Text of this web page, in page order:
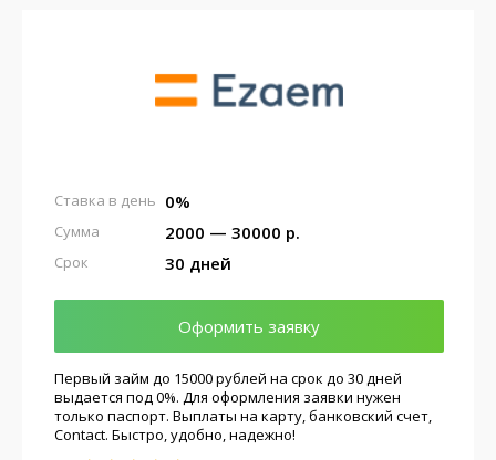
0%
Ставка в день
2000 — 30000 р.
Сумма
30 дней
Срок
Оформить заявку
Первый займ до 15000 рублей на срок до 30 дней
выдается под 0%. Для оформления заявки нужен
только паспорт. Выплаты на карту, банковский счет,
Contact. Быстро, удобно, надежно!